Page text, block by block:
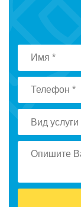
Вид услуги